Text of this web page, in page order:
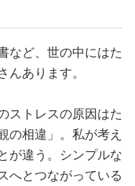
など、世の中にはた
んあります。
ストレスの原因はた
の相違」。私が考え
が違う。シンプルな
へとつながっている